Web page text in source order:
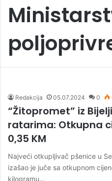
Redakcija 05.07.2024 0
“Žitopromet” iz
ratarima: Otkupna
0,35 KM
Najveći otkupljivač pšenice u
izašao je juče sa otkupnom
kilogramu…